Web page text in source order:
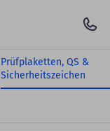
Prüfplaketten, QS &
Sicherheitszeichen